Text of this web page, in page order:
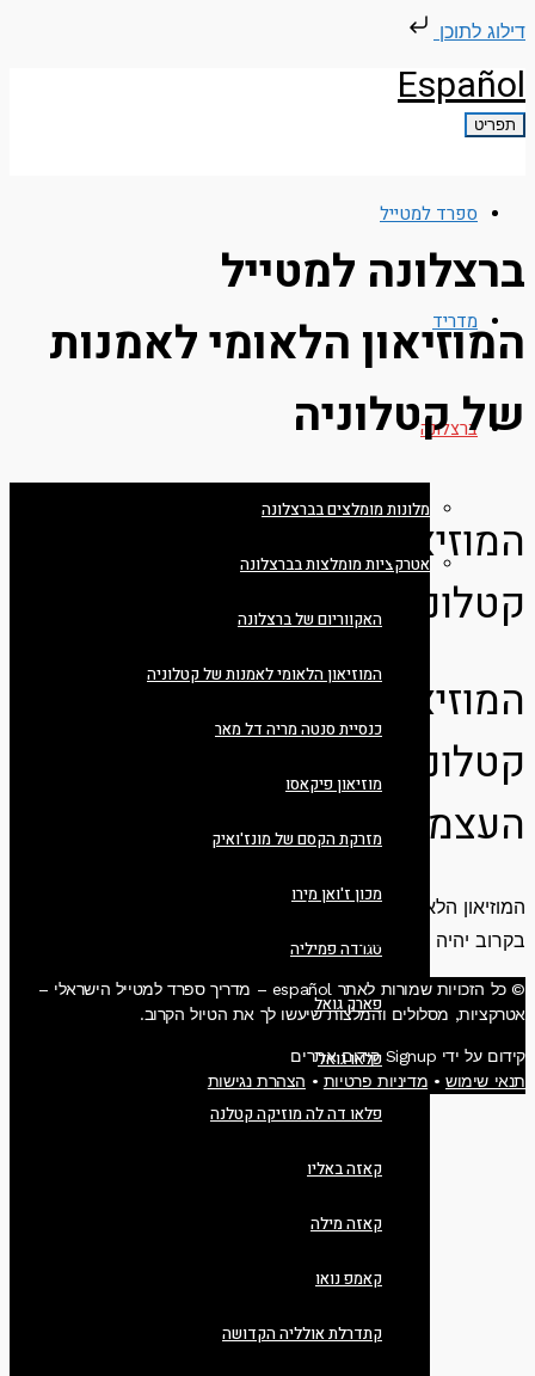
דילוג לתוכן
Español
תפריט
ספרד למטייל
מדריד
ברצלונה
מלונות מומלצים בברצלונה
אטרקציות מומלצות בברצלונה
האקווריום של ברצלונה
המוזיאון הלאומי לאמנות של קטלוניה
כנסיית סנטה מריה דל מאר
מוזיאון פיקאסו
מזרקת הקסם של מונז'ואיק
מכון ז'ואן מירו
סגרדה פמיליה
פארק גואל
פלאו גואל
פלאו דה לה מוזיקה קטלנה
קאזה באליו
קאזה מילה
קאמפ נואו
קתדרלת אולליה הקדושה
ברצלונה למטייל
המוזיאון הלאומי לאמנות
של קטלוניה
המוזיאון הלאומי לאמנות של
קטלוניה
המוזיאון הלאומי לאמנות של
קטלוניה - מדריך למטייל
העצמאי
המוזיאון הלאומי לאמנות של קטלוניה – מדריך למטייל העצמאי –
בקרוב יהיה פה משהו
© כל הזכויות שמורות לאתר español – מדריך ספרד למטייל הישראלי –
אטרקציות, מסלולים והמלצות שיעשו לך את הטיול הקרוב.
קידום על ידי Signup קידום אתרים
תנאי שימוש • מדיניות פרטיות • הצהרת נגישות